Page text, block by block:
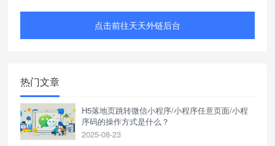
点击前往天天外链后台
热门文章
H5落地页跳转微信小程序/小程序任意页面/小程
序码的操作方式是什么？
2025-08-23